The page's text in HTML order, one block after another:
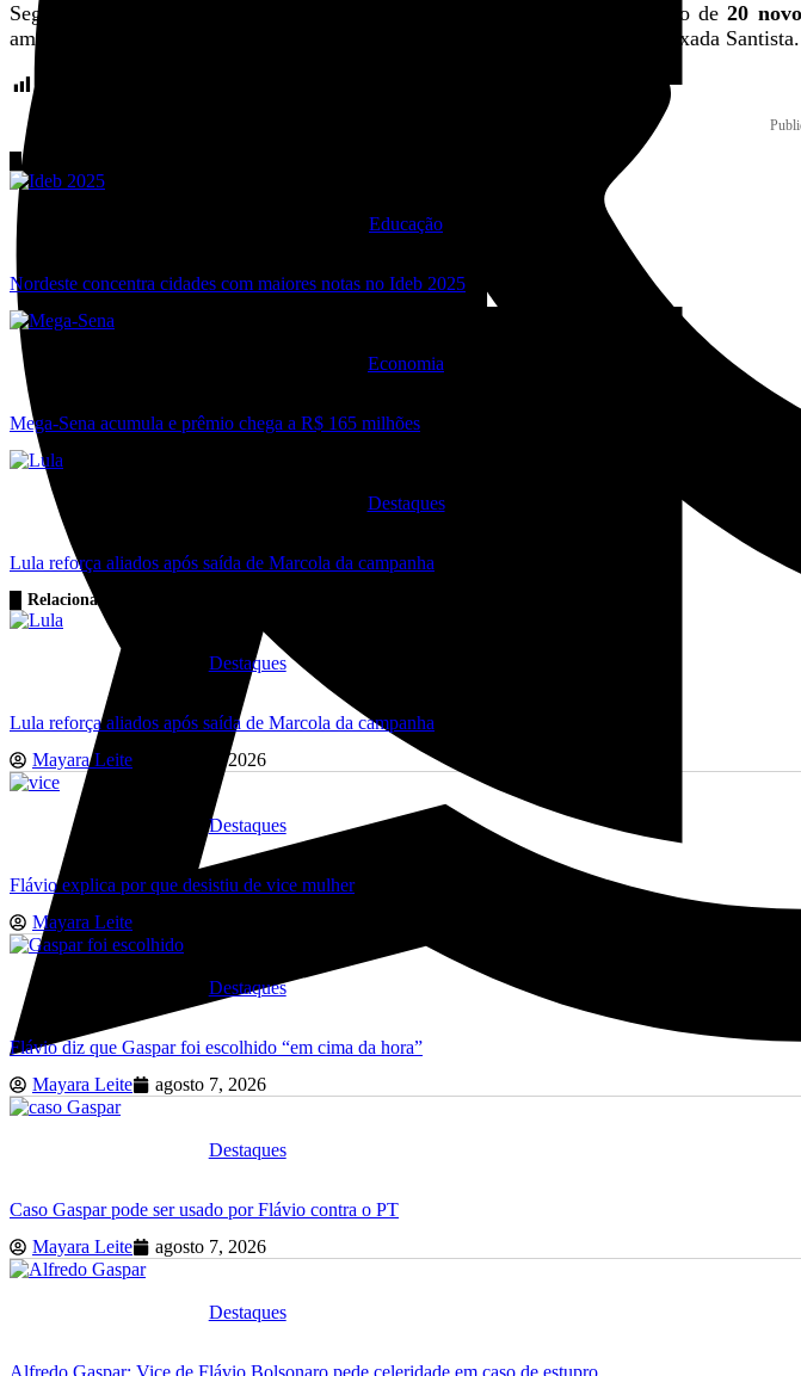
Segundo o planejamento, até 2029 a região contará ainda com a construção de20
ampliando de forma estrutural o abastecimento e o saneamento básico na Baixada Santista.
Educação
Nordeste concentra cidades com maiores notas no Ideb 2025
Economia
Mega-Sena acumula e prêmio chega a R$ 165 milhões
Destaques
Lula reforça aliados após saída de Marcola da campanha
Relacionadas
Destaques
Lula reforça aliados após saída de Marcola da campanha
Mayara Leite
agosto 7, 2026
Destaques
Flávio explica por que desistiu de vice mulher
Mayara Leite
Destaques
Flávio diz que Gaspar foi escolhido “em cima da hora”
Mayara Leite
agosto 7, 2026
Destaques
Caso Gaspar pode ser usado por Flávio contra o PT
Mayara Leite
agosto 7, 2026
Destaques
Alfredo Gaspar: Vice de Flávio Bolsonaro pede celeridade em caso de estupro